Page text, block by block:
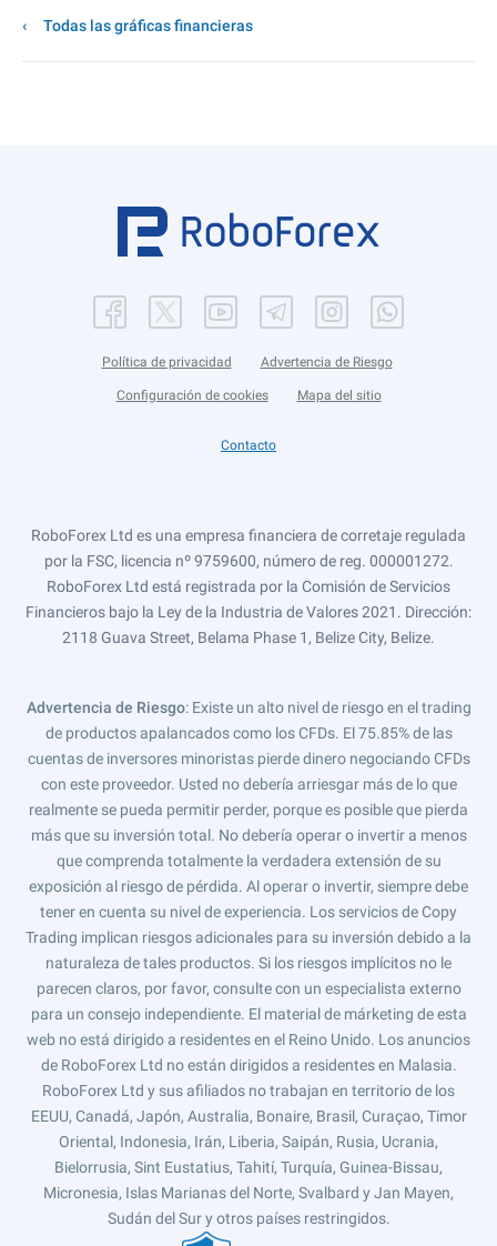
Todas las gráficas financieras
Política de privacidad Advertencia de Riesgo
Configuración de cookies Mapa del sitio
Contacto
RoboForex Ltd es una empresa financiera de corretaje regulada
por la FSC, licencia nº 9759600, número de reg. 000001272.
RoboForex Ltd está registrada por la Comisión de Servicios
Financieros bajo la Ley de la Industria de Valores 2021. Dirección:
2118 Guava Street, Belama Phase 1, Belize City, Belize.
Advertencia de Riesgo: Existe un alto nivel de riesgo en el trading
de productos apalancados como los CFDs. El 75.85% de las
cuentas de inversores minoristas pierde dinero negociando CFDs
con este proveedor. Usted no debería arriesgar más de lo que
realmente se pueda permitir perder, porque es posible que pierda
más que su inversión total. No debería operar o invertir a menos
que comprenda totalmente la verdadera extensión de su
exposición al riesgo de pérdida. Al operar o invertir, siempre debe
tener en cuenta su nivel de experiencia. Los servicios de Copy
Trading implican riesgos adicionales para su inversión debido a la
naturaleza de tales productos. Si los riesgos implícitos no le
parecen claros, por favor, consulte con un especialista externo
para un consejo independiente. El material de márketing de esta
web no está dirigido a residentes en el Reino Unido. Los anuncios
de RoboForex Ltd no están dirigidos a residentes en Malasia.
RoboForex Ltd y sus afiliados no trabajan en territorio de los
EEUU, Canadá, Japón, Australia, Bonaire, Brasil, Curaçao, Timor
Oriental, Indonesia, Irán, Liberia, Saipán, Rusia, Ucrania,
Bielorrusia, Sint Eustatius, Tahití, Turquía, Guinea-Bissau,
Micronesia, Islas Marianas del Norte, Svalbard y Jan Mayen,
Sudán del Sur y otros países restringidos.